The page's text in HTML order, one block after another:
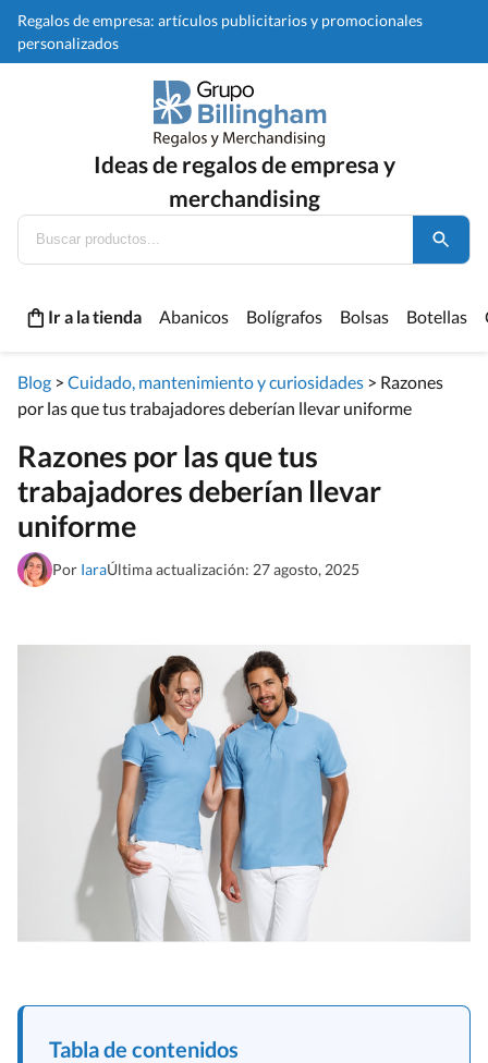
Regalos de empresa: artículos publicitarios y promocionales
personalizados
Ideas de regalos de empresa y
merchandising
Ir a la tienda Abanicos Bolígrafos Bolsas Botellas
Blog > Cuidado, mantenimiento y curiosidades > Razones
por las que tus trabajadores deberían llevar uniforme
Razones por las que tus
trabajadores deberían llevar
uniforme
Por IaraÚltima actualización: 27 agosto, 2025
Tabla de contenidos